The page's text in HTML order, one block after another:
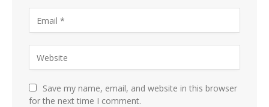
Save my name, email, and website in this browser
for the next time I comment.